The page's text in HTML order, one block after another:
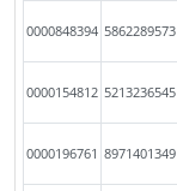
0000848394 5862289573
0000154812 5213236545
0000196761 8971401349